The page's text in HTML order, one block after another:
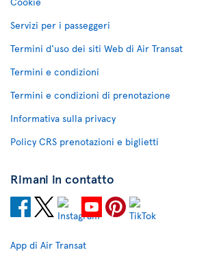
Servizi per i passeggeri
Termini d'uso dei siti Web di Air Transat
Termini e condizioni
Termini e condizioni di prenotazione
Informativa sulla privacy
Policy CRS prenotazioni e biglietti
Rimani in contatto
App di Air Transat